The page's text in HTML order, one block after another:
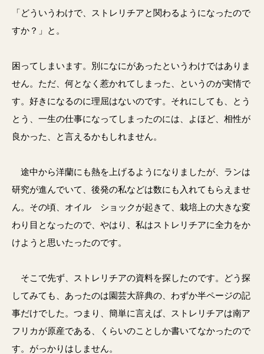
「どういうわけで、ストレリチアと関わるようになったので
すか？」と。
困ってしまいます。別になにがあったというわけではありま
せん。ただ、何となく惹かれてしまった、というのが実情で
す。好きになるのに理屈はないのです。それにしても、とう
とう、一生の仕事になってしまったのには、よほど、相性が
良かった、と言えるかもしれません。
途中から洋蘭にも熱を上げるようになりましたが、ランは
研究が進んでいて、後発の私などは数にも入れてもらえませ
ん。その頃、オイル ショックが起きて、栽培上の大きな変
わり目となったので、やはり、私はストレリチアに全力をか
けようと思いたったのです。
そこで先ず、ストレリチアの資料を探したのです。どう探
してみても、あったのは園芸大辞典の、わずか半ページの記
事だけでした。つまり、簡単に言えば、ストレリチアは南ア
フリカが原産である、くらいのことしか書いてなかったので
す。がっかりはしません。